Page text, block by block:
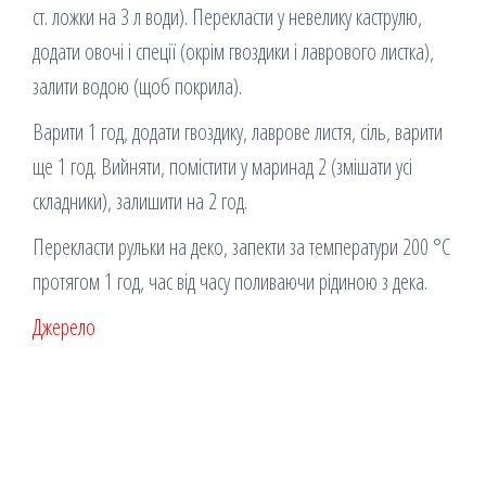
ст. ложки на 3 л води). Перекласти у невелику каструлю,
додати овочі і спеції (окрім гвоздики і лаврового листка),
залити водою (щоб покрила).
Варити 1 год, додати гвоздику, лаврове листя, сіль, варити
ще 1 год. Вийняти, помістити у маринад 2 (змішати усі
складники), залишити на 2 год.
Перекласти рульки на деко, запекти за температури 200 °С
протягом 1 год, час від часу поливаючи рідиною з дека.
Джерело